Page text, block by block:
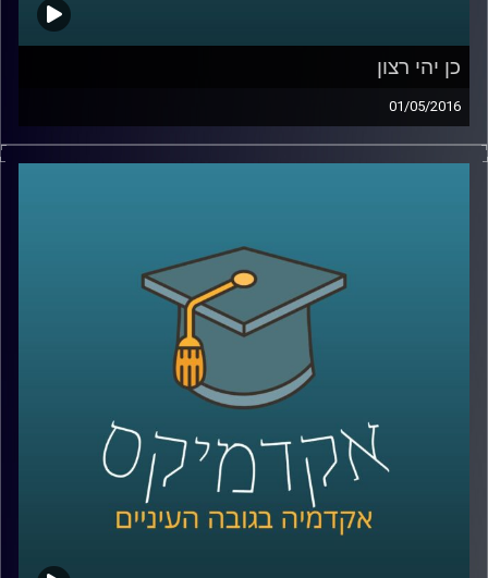
כן יהי רצון
01/05/2016
דוקטור דניאל לוי, פסיכולוג קוגנטיבי, חוקר
שנתחיל להכיר בסתירות הקוגנטיביות שבתוכנו,
ויש לא מעט. סוגיית הרצון החופשי וסוגיית
הענישה הן דוגמאות הממחישות סתירות
אלה. היו הוגנים והשיבו תשובות עומק על שתי
השאלות הבאות בטרם תאזינו לתכנית: באיזו
מידה אתם אנשים בעלי רצון חופשי וחופש
בחירה? האם אתם מאמינים בענישה ומאילו
טעמים? עכשיו– Play!
קרדיט תמונות:AudioVersity